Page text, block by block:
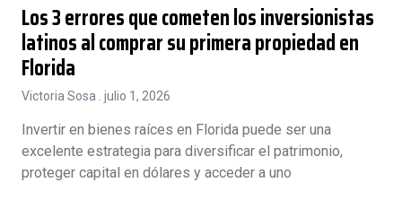
Los 3 errores que cometen los inversionistas
latinos al comprar su primera propiedad en
Florida
Victoria Sosa julio 1, 2026
Invertir en bienes raíces en Florida puede ser una
excelente estrategia para diversificar el patrimonio,
proteger capital en dólares y acceder a uno